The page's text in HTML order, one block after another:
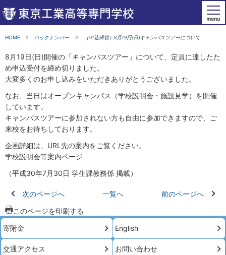
HOME バックナンバー （申込締切）8月19日(日)キャンパスツアーについて
8月19日(日)開催の「キャンパスツアー」について、定員に達したた
め申込受付を締め切りました。
大変多くのお申し込みをいただきありがとうございました。
なお、当日はオープンキャンパス（学校説明会・施設見学）を開催
しています。
キャンパスツアーに参加されない方も自由に参加できますので、ご
来校をお待ちしております。
企画詳細は、URL先の案内をご覧ください。
学校説明会等案内ページ
（平成30年7月30日 学生課教務係 掲載）
次のページへ 一覧へ
前のページへ
このページを印刷する
寄附金
English
交通アクセス お問い合わせ